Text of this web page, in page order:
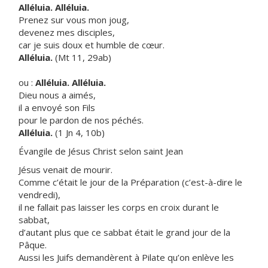
Alléluia. Alléluia.
Prenez sur vous mon joug,
devenez mes disciples,
car je suis doux et humble de cœur.
Alléluia. (Mt 11, 29ab)
ou : Alléluia. Alléluia.
Dieu nous a aimés,
il a envoyé son Fils
pour le pardon de nos péchés.
Alléluia. (1 Jn 4, 10b)
Évangile de Jésus Christ selon saint Jean
Jésus venait de mourir.
Comme c’était le jour de la Préparation (c’est-à-dire le
vendredi),
il ne fallait pas laisser les corps en croix durant le
sabbat,
d’autant plus que ce sabbat était le grand jour de la
Pâque.
Aussi les Juifs demandèrent à Pilate qu’on enlève les